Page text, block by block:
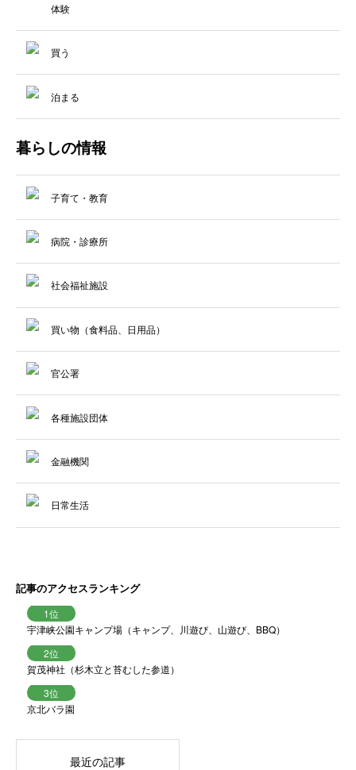
体験
買う
泊まる
暮らしの情報
子育て・教育
病院・診療所
社会福祉施設
買い物（食料品、日用品）
官公署
各種施設団体
金融機関
日常生活
記事のアクセスランキング
宇津峡公園キャンプ場（キャンプ、川遊び、山遊び、BBQ）
賀茂神社（杉木立と苔むした参道）
京北バラ園
最近の記事